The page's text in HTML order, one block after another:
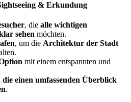
& Erkundung
, die alle wichtigen
sehen möchten.
, um die Architektur der Stadt
mit einem entspannten und
einen umfassenden Überblick
.